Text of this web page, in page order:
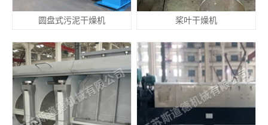
圆盘式污泥干燥机 桨叶干燥机